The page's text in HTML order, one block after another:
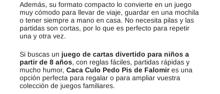
Además, su formato compacto lo convierte en un juego
muy cómodo para llevar de viaje, guardar en una mochila
o tener siempre a mano en casa. No necesita pilas y las
partidas son cortas, por lo que es perfecto para repetir
una y otra vez.
Si buscas un juego de cartas divertido para niños a
partir de 8 años, con reglas fáciles, partidas rápidas y
mucho humor, Caca Culo Pedo Pis de Falomires una
opción perfecta para regalar o para ampliar vuestra
colección de juegos familiares.